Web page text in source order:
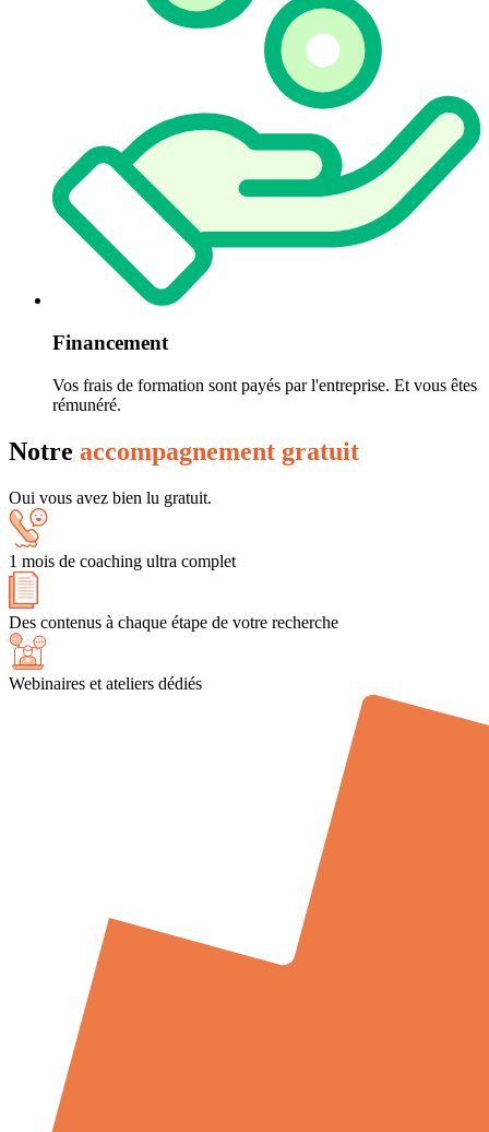
Financement
Vos frais de formation sont payés par l'entreprise. Et vous êtes
rémunéré.
Notre accompagnement gratuit
Oui vous avez bien lu gratuit.
1 mois de coaching ultra complet
Des contenus à chaque étape de votre recherche
Webinaires et ateliers dédiés